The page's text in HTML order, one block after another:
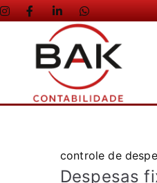
controle de
Despesas